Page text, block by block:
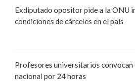
Exdiputado opositor pide a la ONU
condiciones de cárceles en el país
Profesores universitarios convocan
nacional por 24 horas